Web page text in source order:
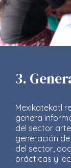
3.
Mexikatekatl
genera
del sector
generación
del sector,
prácticas y